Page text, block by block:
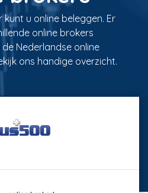
kunt u online beleggen. Er
online brokers
Nederlandse online
ons handige overzicht.